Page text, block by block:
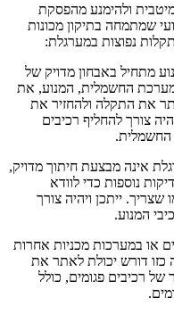
ולהימנע מהפסקת
שמתמחה בתיקון מכונות
נפוצות במערגלת:
מתחיל באבחון מדויק של
החשמלית, המנוע, את
את התקלה ולהחזיר את
צורך להחליף רכיבים
החשמלית.
אינה מבצעת חיתוך מדויק,
נוספות כדי לוודא
ייתכן ויהיה צורך
המנוע.
או במערכות מכניות אחרות
כזו דורש יכולת לאתר את
רכיבים פגומים, כולל